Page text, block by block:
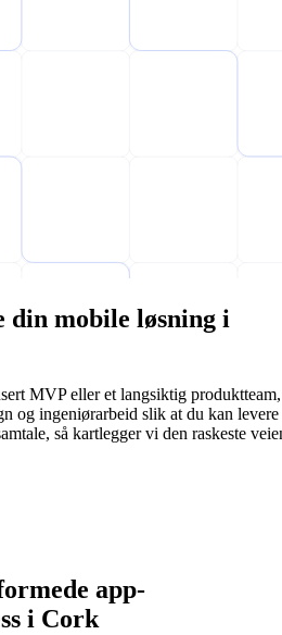
mobile løsning i
MVP eller et langsiktig produktteam,
og ingeniørarbeid slik at du kan levere
så kartlegger vi den raskeste
app-
i Cork